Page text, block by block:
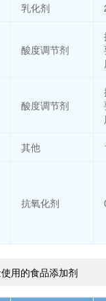
乳化剂
酸度调节剂
酸度调节剂
其他
抗氧化剂
用的食品添加剂